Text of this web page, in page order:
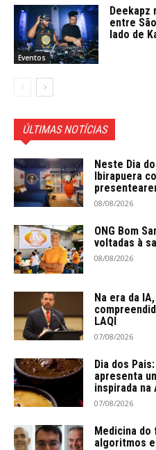
Eventos
Deekapz
entre
lado de
ÚLTIMAS NOTÍCIAS
Neste Dia
Ibirapuera
08/08/2026
ONG Bom
voltadas à
08/08/2026
Na era da
LAQI
07/08/2026
Dia dos
apresenta
inspirada na
07/08/2026
Medicina
algoritmos